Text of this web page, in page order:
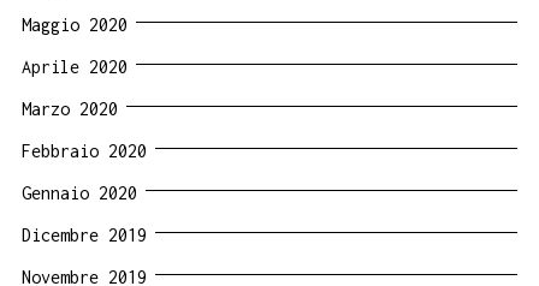
Maggio 2020
Aprile 2020
Marzo 2020
Febbraio 2020
Gennaio 2020
Dicembre 2019
Novembre 2019